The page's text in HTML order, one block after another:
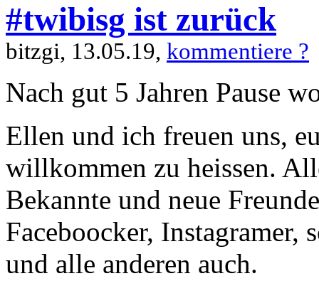
#twibisg ist zurück
bitzgi, 13.05.19, kommentiere ?
Nach gut 5 Jahren Pause
Ellen und ich freuen uns,
willkommen zu heissen.
Bekannte und neue
Faceboocker, Instagramer,
und alle anderen auch.